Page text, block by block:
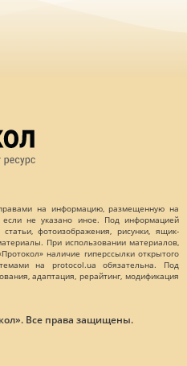
на информацию, размещенную на
если не указано иное. Под информацией
фотоизображения, рисунки, ящик-
При использовании материалов,
наличие гиперссылки открытого
на protocol.ua обязательна. Под
адаптация, рерайтинг, модификация
Все права защищены.